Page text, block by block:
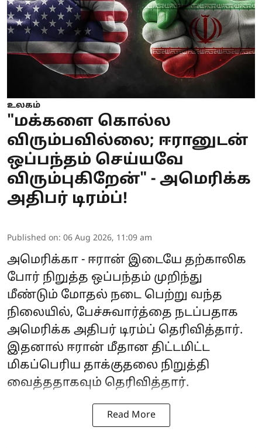
உலகம்
"மக்களை கொல்ல
விரும்பவில்லை; ஈரானுடன்
ஒப்பந்தம் செய்யவே
விரும்புகிறேன்" - அமெரிக்க
அதிபர் டிரம்ப்!
Published on: 06 Aug 2026, 11:09 am
அமெரிக்கா - ஈரான் இடையே தற்காலிக
போர் நிறுத்த ஒப்பந்தம் முறிந்து
மீண்டும் மோதல் நடை பெற்று வந்த
நிலையில், பேச்சுவார்த்தை நடப்பதாக
அமெரிக்க அதிபர் டிரம்ப் தெரிவித்தார்.
இதனால் ஈரான் மீதான திட்டமிட்ட
மிகப்பெரிய தாக்குதலை நிறுத்தி
வைத்ததாகவும் தெரிவித்தார்.
Read More